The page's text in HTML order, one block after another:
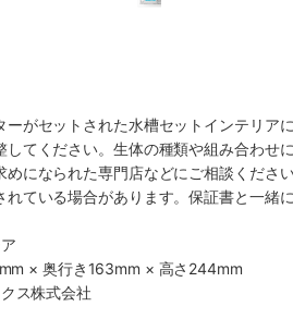
ーがセットされた水槽セットインテリア
してください。生体の種類や組み合わ
めになられた専門店などにご相談くだ
れている場合があります。保証書と一緒
× 奥行き163mm × 高さ244mm
ス株式会社